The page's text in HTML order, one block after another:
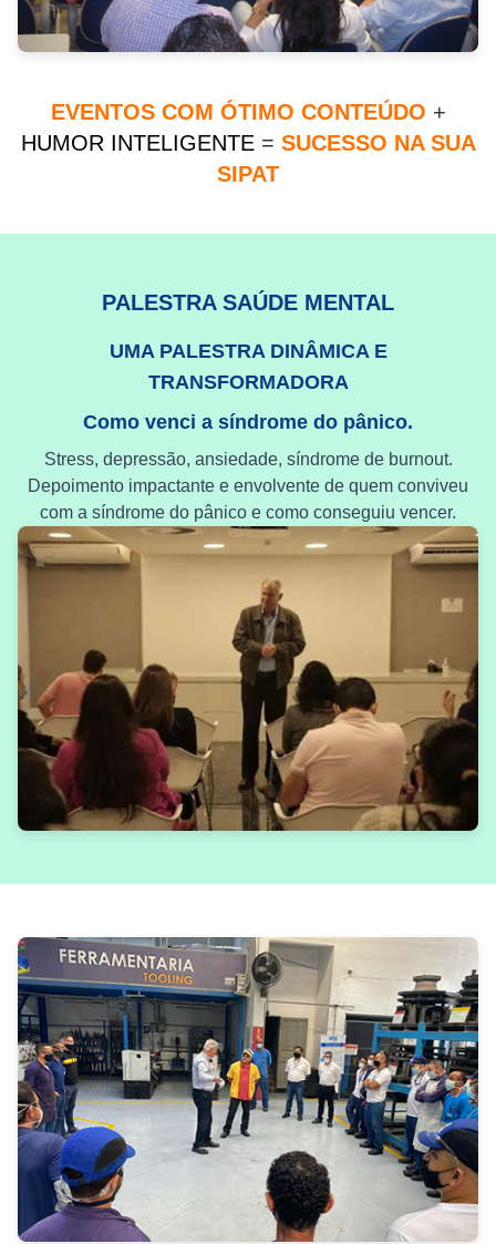
EVENTOS COM ÓTIMO CONTEÚDO +
HUMOR INTELIGENTE = SUCESSO NA SUA
SIPAT
PALESTRA SAÚDE MENTAL
UMA PALESTRA DINÂMICA E
TRANSFORMADORA
Como venci a síndrome do pânico.
Stress, depressão, ansiedade, síndrome de burnout.
Depoimento impactante e envolvente de quem conviveu
com a síndrome do pânico e como conseguiu vencer.